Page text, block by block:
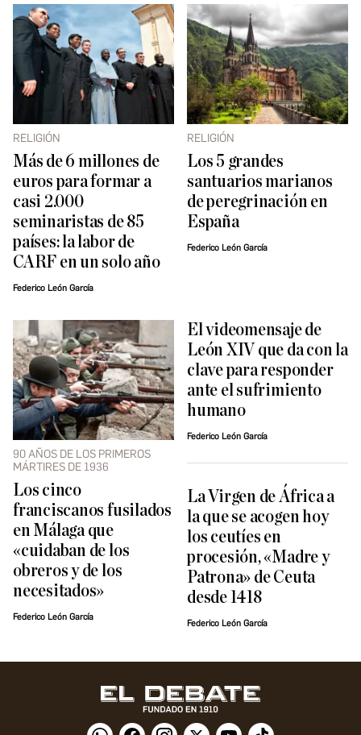
RELIGIÓN
Más de 6 millones de
euros para formar a
casi 2.000
seminaristas de 85
países: la labor de
CARF en un solo año
Federico León García
RELIGIÓN
Los 5 grandes
santuarios marianos
de peregrinación en
España
Federico León García
90 AÑOS DE LOS PRIMEROS
MÁRTIRES DE 1936
Los cinco
franciscanos fusilados
en Málaga que
«cuidaban de los
obreros y de los
necesitados»
Federico León García
El videomensaje de
León XIV que da con la
clave para responder
ante el sufrimiento
humano
Federico León García
La Virgen de África a
la que se acogen hoy
los ceutíes en
procesión, «Madre y
Patrona» de Ceuta
desde 1418
Federico León García